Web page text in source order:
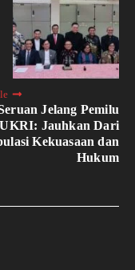
Jelang Pemilu
Jauhkan Dari
Kekuasaan dan
Hukum